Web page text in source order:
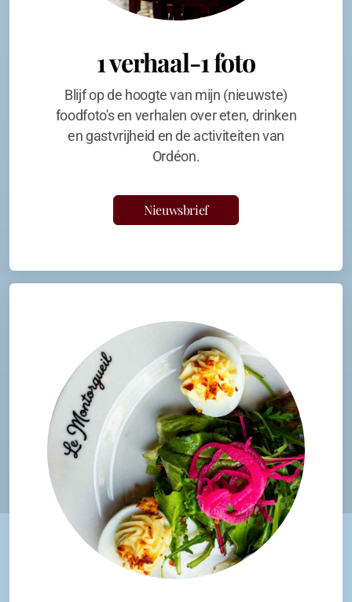
1 verhaal-1 foto
Blijf op de hoogte van mijn (nieuwste)
foodfoto's en verhalen over eten, drinken
en gastvrijheid en de activiteiten van
Ordéon.
Nieuwsbrief